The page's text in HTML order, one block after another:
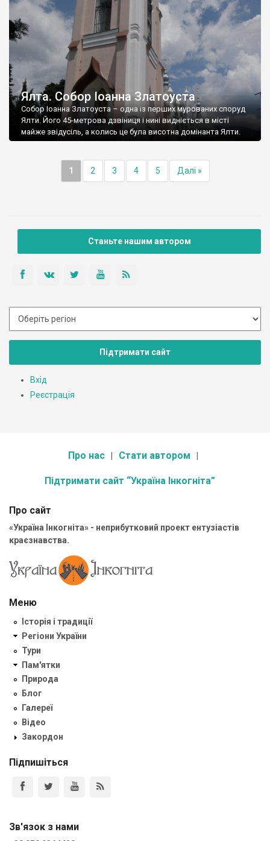
Ялта. Собор Іоанна Златоуста
Собор Іоанна Златоуста – одна із перших мурованих споруд
Ялти. Його 45-метрова дзвіниця і нині видніється в місті
майже звідусіль, а колись це була висотна домінанта Ялти.
1 2 3 4 5 Далі »
Станьте нашим автором
Підтримати сайт
Вхід
Реєстрація
Про нас Стати автором
Підтримати сайт “Україна Інкогніта”
Про сайт
«Україна Інкогніта» - неприбутковий проект ентузіастів
краєзнавства.
Меню
Історія і традиції
Регіони України
Тури
Пам'ятки
Природа
Блог
Галереї
Відео
Закордон
Підпишіться
Зв'язок з нами